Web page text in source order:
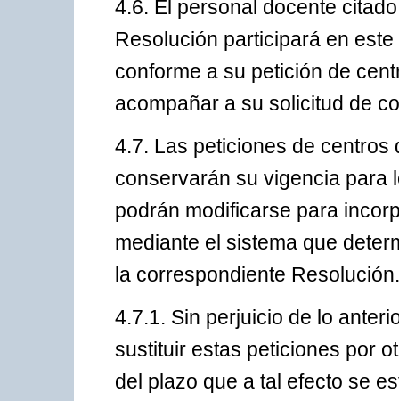
4.6. El personal docente
Resolución participará en
conforme a su petición de
acompañar a su solicitud de
4.7. Las peticiones de
conservarán su vigencia para
podrán modificarse para
mediante el sistema que
la correspondiente Resolución.
4.7.1. Sin perjuicio de lo
sustituir estas peticiones por
del plazo que a tal efecto se